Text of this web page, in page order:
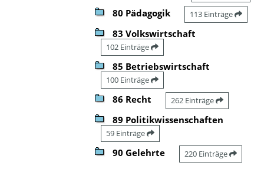
80 Pädagogik 113 Einträge
83 Volkswirtschaft
102 Einträge
85 Betriebswirtschaft
100 Einträge
86 Recht 262 Einträge
89 Politikwissenschaften
59 Einträge
90 Gelehrte 220 Einträge